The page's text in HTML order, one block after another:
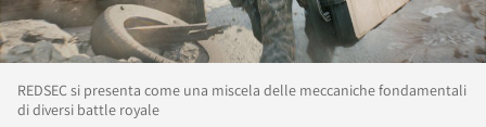
REDSEC si presenta come una miscela delle meccaniche fondamentali
di diversi battle royale